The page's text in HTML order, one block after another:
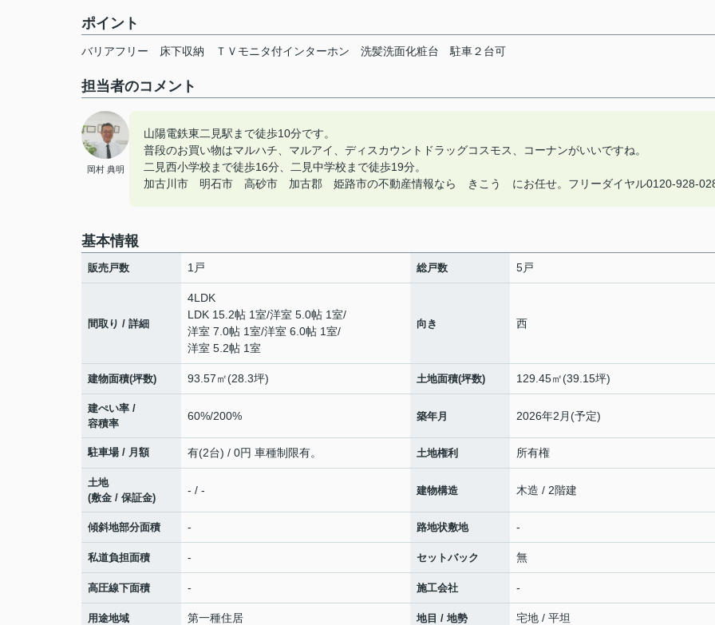
ポイント
バリアフリー 床下収納 ＴＶモニタ付インターホン 洗髪洗面化粧台 駐車２台可
担当者のコメント
岡村 典明
山陽電鉄東二見駅まで徒歩10分です。
普段のお買い物はマルハチ、マルアイ、ディスカウントドラッグコスモス、コーナンがいいですね。
二見西小学校まで徒歩16分、二見中学校まで徒歩19分。
加古川市 明石市 高砂市 加古郡 姫路市の不動産情報なら きこう にお任せ。フリーダイヤル0120-928-
基本情報
販売戸数 1戸 総戸数 5戸
間取り / 詳細
4LDK
LDK 15.2帖 1室/洋室 5.0帖 1室/
洋室 7.0帖 1室/洋室 6.0帖 1室/
洋室 5.2帖 1室
向き 西
建物面積(坪数) 93.57㎡(28.3坪) 土地面積(坪数) 129.45㎡(39.15坪)
建ぺい率 /
容積率
60%/200% 築年月 2026年2月(予定)
駐車場 / 月額 有(2台) / 0円 車種制限有。 土地権利 所有権
土地
(敷金 / 保証金)
- / - 建物構造 木造 / 2階建
傾斜地部分面積 - 路地状敷地 -
私道負担面積 - セットバック 無
高圧線下面積 - 施工会社 -
用途地域 第一種住居 地目 / 地勢 宅地 / 平坦